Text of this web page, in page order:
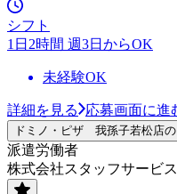
シフト
1日2時間 週3日からOK
未経験OK
詳細を見る 応募画面に進
ドミノ・ピザ 我孫子若松店
派遣労働者
株式会社スタッフサービ